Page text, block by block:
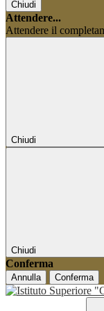
Chiudi
Attendere...
Attendere il
Chiudi
Chiudi
Conferma
Annulla Conferma